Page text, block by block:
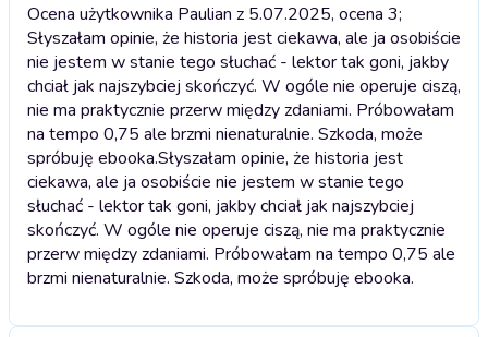
Ocena użytkownika Paulian z 5.07.2025, ocena 3;
Słyszałam opinie, że historia jest ciekawa, ale ja osobiście
nie jestem w stanie tego słuchać - lektor tak goni, jakby
chciał jak najszybciej skończyć. W ogóle nie operuje ciszą,
nie ma praktycznie przerw między zdaniami. Próbowałam
na tempo 0,75 ale brzmi nienaturalnie. Szkoda, może
spróbuję ebooka.Słyszałam opinie, że historia jest
ciekawa, ale ja osobiście nie jestem w stanie tego
słuchać - lektor tak goni, jakby chciał jak najszybciej
skończyć. W ogóle nie operuje ciszą, nie ma praktycznie
przerw między zdaniami. Próbowałam na tempo 0,75 ale
brzmi nienaturalnie. Szkoda, może spróbuję ebooka.